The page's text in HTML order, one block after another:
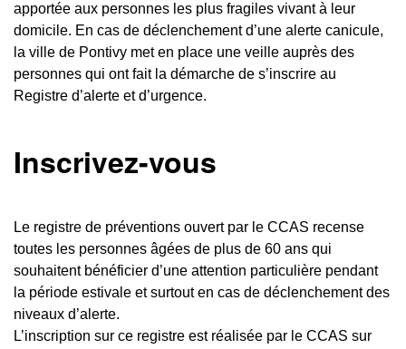
apportée aux personnes les plus fragiles vivant à leur
domicile. En cas de déclenchement d’une alerte canicule,
la ville de Pontivy met en place une veille auprès des
personnes qui ont fait la démarche de s’inscrire au
Registre d’alerte et d’urgence.
Inscrivez-vous
Le registre de préventions ouvert par le CCAS recense
toutes les personnes âgées de plus de 60 ans qui
souhaitent bénéficier d’une attention particulière pendant
la période estivale et surtout en cas de déclenchement des
niveaux d’alerte.
L’inscription sur ce registre est réalisée par le CCAS sur